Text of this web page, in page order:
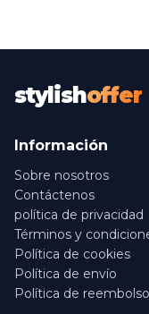
stylishoffer
Información
Sobre nosotros
Contáctenos
política de privacidad
Términos y
Política de cookies
Política de envío
Política de reembolso